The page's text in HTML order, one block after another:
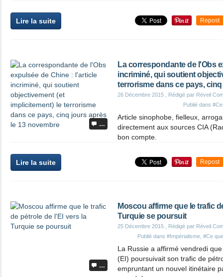
Lire la suite Repost
…
La correspondante de l'Obs
incriminé, qui soutient
terrorisme dans ce pays,
26 Décembre 2015 , Rédigé par Réveil
Publié dans
Article sinophobe, fielleux,
directement aux sources CIA
bon compte.
Lire la suite Repost
…
Moscou affirme que le trafic
Turquie se poursuit
25 Décembre 2015 , Rédigé par Réveil
Publié dans #Impérialisme #Ce
La Russie a affirmé vendredi
(EI) poursuivait son trafic de
empruntant un nouvel itinétaire